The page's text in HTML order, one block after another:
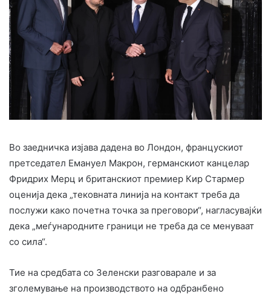
Во заедничка изјава дадена во Лондон, францускиот
претседател Емануел Макрон, германскиот канцелар
Фридрих Мерц и британскиот премиер Кир Стармер
оценија дека „тековната линија на контакт треба да
послужи како почетна точка за преговори“, нагласувајќи
дека „меѓународните граници не треба да се менуваат
со сила“.
Тие на средбата со Зеленски разговарале и за
зголемување на производството на одбранбено